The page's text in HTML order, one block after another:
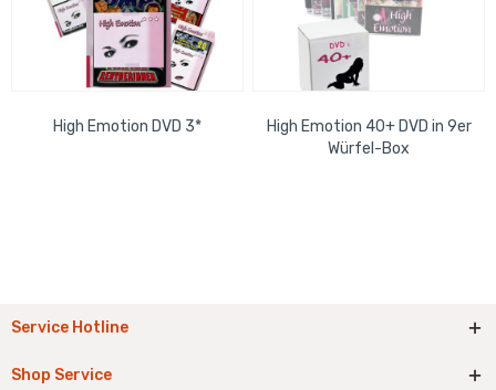
High Emotion DVD 3*
High Emotion 40+ DVD in 9er
Würfel-Box
Service Hotline
Shop Service